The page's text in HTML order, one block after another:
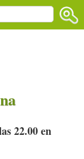
22.00 en